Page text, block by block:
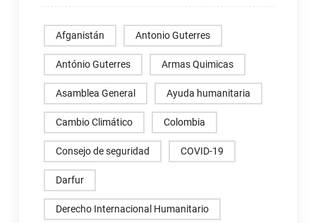
Afganistán Antonio Guterres
António Guterres Armas Quimicas
Asamblea General Ayuda humanitaria
Cambio Climático Colombia
Consejo de seguridad COVID-19
Darfur
Derecho Internacional Humanitario